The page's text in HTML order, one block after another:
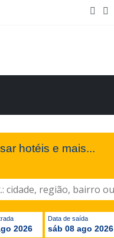
hotéis e mais...
2026
Data de saída
sáb 08 ago 2026